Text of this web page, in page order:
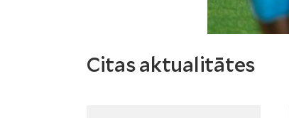
Citas aktualitātes